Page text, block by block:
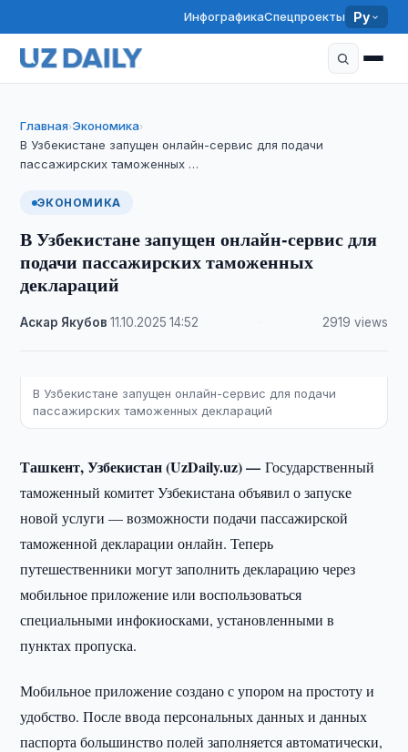
ИнфографикаСпецпроекты Ру
Главная›Экономика›
В Узбекистане запущен онлайн-сервис для подачи
пассажирских таможенных …
ЭКОНОМИКА
В Узбекистане запущен онлайн-сервис для
подачи пассажирских таможенных
деклараций
Аскар Якубов ·11.10.2025 ·14:52 2919 views
В Узбекистане запущен онлайн-сервис для подачи
пассажирских таможенных деклараций
Ташкент, Узбекистан (UzDaily.uz) —Государственный
таможенный комитет Узбекистана объявил о запуске
новой услуги — возможности подачи пассажирской
таможенной декларации онлайн. Теперь
путешественники могут заполнить декларацию через
мобильное приложение или воспользоваться
специальными инфокиосками, установленными в
пунктах пропуска.
Мобильное приложение создано с упором на простоту и
удобство. После ввода персональных данных и данных
паспорта большинство полей заполняется автоматически,